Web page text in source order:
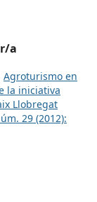
a
Agroturismo en
la iniciativa
Llobregat
29 (2012):